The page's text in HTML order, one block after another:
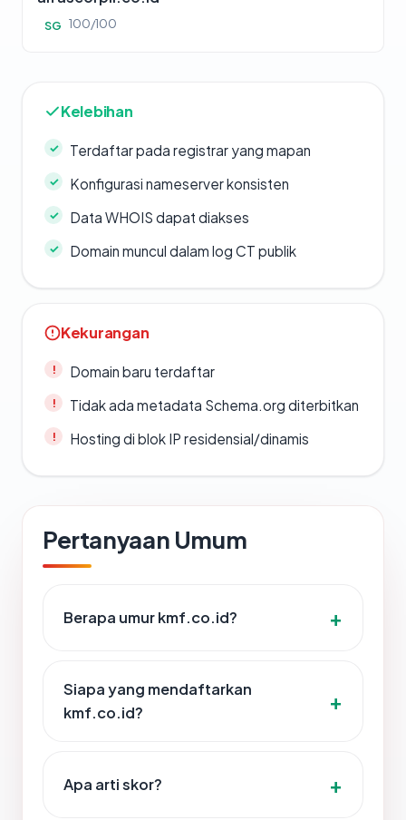
SG 100/100
Kelebihan
Terdaftar pada registrar yang mapan
Konfigurasi nameserver konsisten
Data WHOIS dapat diakses
Domain muncul dalam log CT publik
Kekurangan
Domain baru terdaftar
Tidak ada metadata Schema.org diterbitkan
Hosting di blok IP residensial/dinamis
Pertanyaan Umum
Berapa umur kmf.co.id?
Siapa yang mendaftarkan
kmf.co.id?
Apa arti skor?